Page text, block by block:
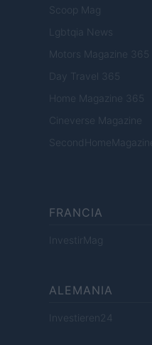
Scoop Mag
Lgbtqia News
Motors Magazine 365
Day Travel 365
Home Magazine 365
Cineverse Magazine
SecondHomeMagazine
FRANCIA
InvestirMag
ALEMANIA
Investieren24